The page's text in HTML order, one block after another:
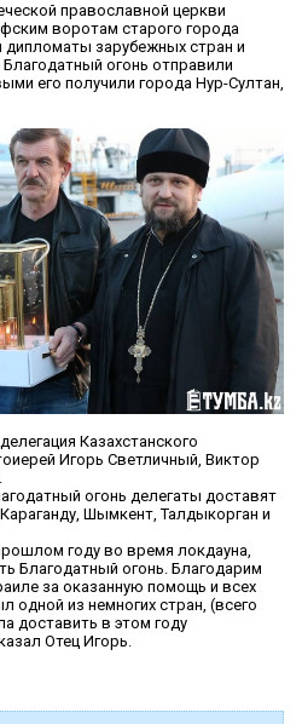
православной церкви
воротам старого города
дипломаты зарубежных стран и
огонь отправили
его получили города Нур-Султан,
Казахстанского
Игорь Светличный, Виктор
огонь делегаты доставят
Шымкент, Талдыкорган и
году во время локдауна,
Благодатный огонь. Благодарим
за оказанную помощь и всех
одной из немногих стран, (всего
доставить в этом году
Отец Игорь.